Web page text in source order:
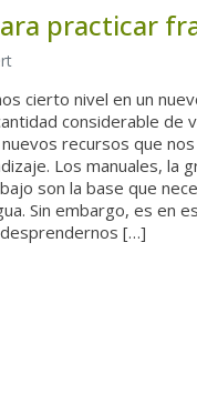
practicar
cierto nivel en un
considerable de
recursos que
Los manuales, la
son la base que
Sin embargo, es en
[…]